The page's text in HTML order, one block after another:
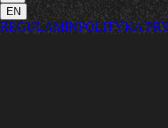
EN
REGULAMINPOLITYKA